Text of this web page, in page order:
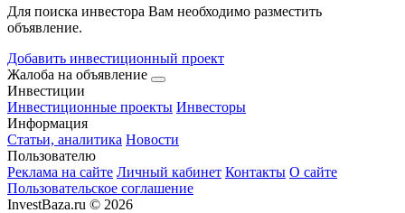
Для поиска инвестора Вам необходимо разместить
объявление.
Добавить инвестиционный проект
Жалоба на объявление
Инвестиции
Инвестиционные проекты Инвесторы
Информация
Статьи, аналитика Новости
Пользователю
Реклама на сайте Личный кабинет Контакты О сайте
Пользовательское соглашение
InvestBaza.ru © 2026